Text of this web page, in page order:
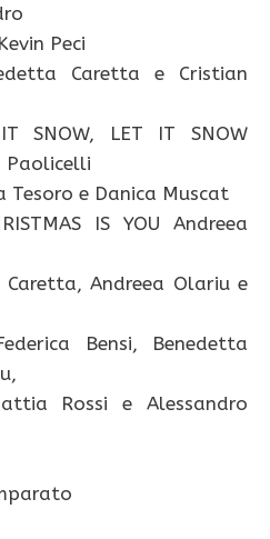
Peci
Caretta e Cristian
SNOW, LET IT SNOW
Paolicelli
Tesoro e Danica Muscat
IS YOU Andreea
Caretta, Andreea Olariu e
Bensi, Benedetta
Rossi e Alessandro